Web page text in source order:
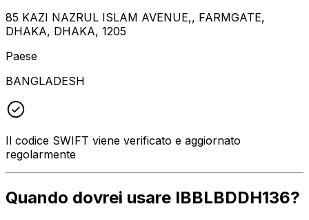
85 KAZI NAZRUL ISLAM AVENUE,, FARMGATE,
DHAKA, DHAKA, 1205
Paese
BANGLADESH
Il codice SWIFT viene verificato e aggiornato
regolarmente
Quando dovrei usare IBBLBDDH136?